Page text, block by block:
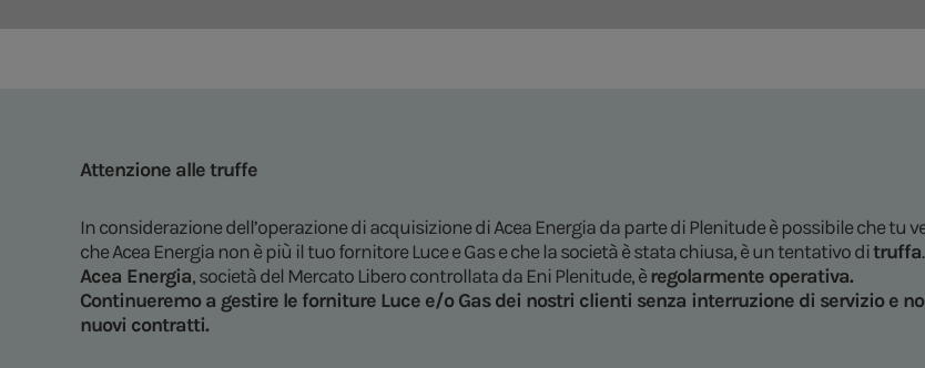
Attenzione alle truffe
In considerazione dell’operazione di acquisizione di Acea Energia da parte di Plenitude è possibile che
che Acea Energia non è più il tuo fornitore Luce e Gas e che la società è stata chiusa, è un tentativo ditruffa.
Acea Energia, società del Mercato Libero controllata da Eni Plenitude, èregolarmente operativa.
Continueremo a gestire le forniture Luce e/o Gas dei nostri clienti senza interruzione di servizioe
nuovi contratti.